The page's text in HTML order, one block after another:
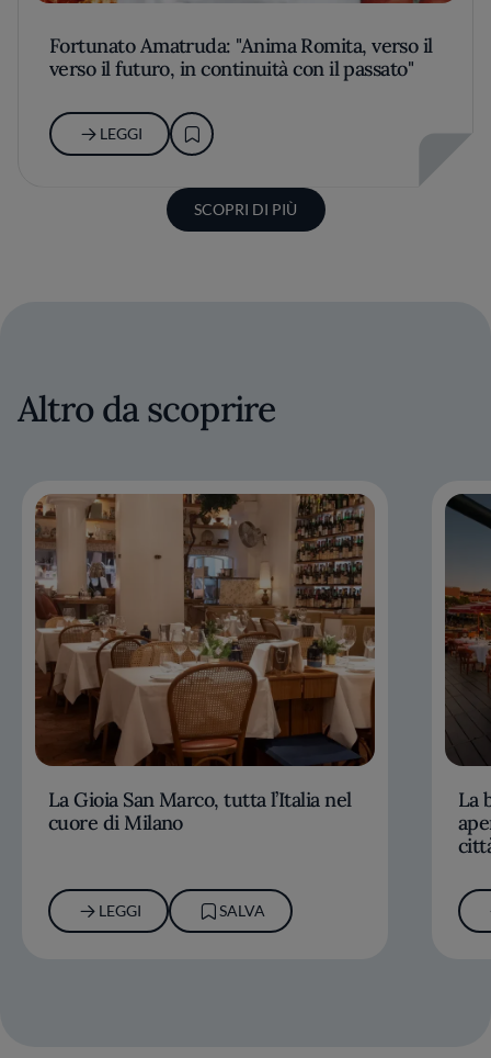
Fortunato Amatruda: "Anima Romita, verso il
verso il futuro, in continuità con il passato"
LEGGI
SCOPRI DI PIÙ
Altro da scoprire
La Gioia San Marco, tutta l’Italia nel
cuore di Milano
LEGGI SALVA
La